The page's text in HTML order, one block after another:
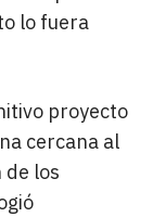
lo fuera
proyecto
cercana al
de los